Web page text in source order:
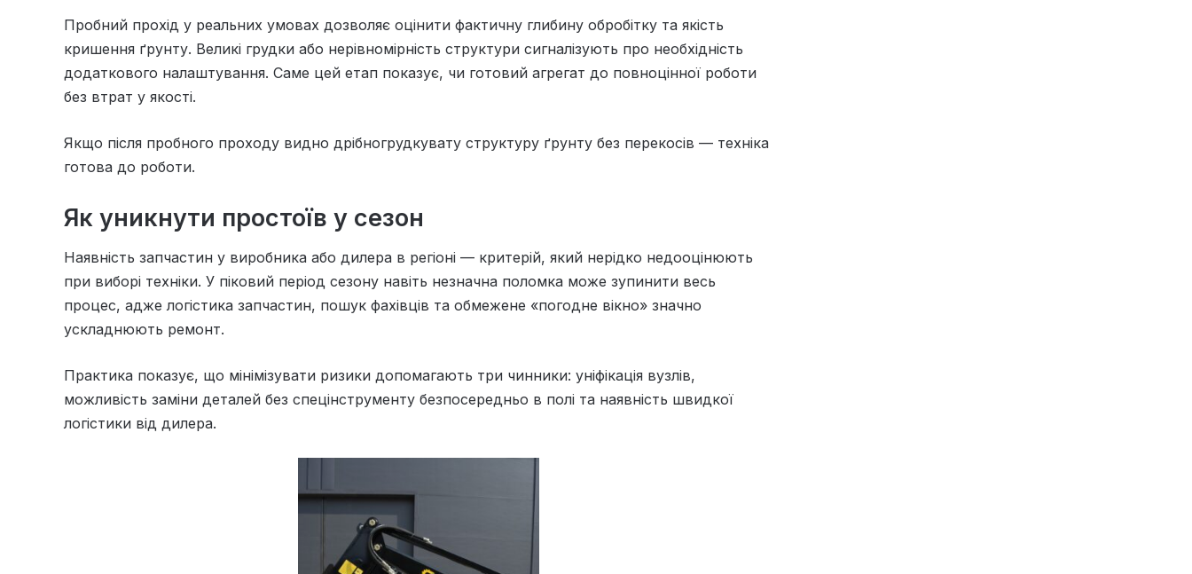
Пробний прохід у реальних умовах дозволяє оцінити фактичну глибину обробітку та якість
кришення ґрунту. Великі грудки або нерівномірність структури сигналізують про необхідність
додаткового налаштування. Саме цей етап показує, чи готовий агрегат до повноцінної роботи
без втрат у якості.
Якщо після пробного проходу видно дрібногрудкувату структуру ґрунту без перекосів — техніка
готова до роботи.
Як уникнути простоїв у сезон
Наявність запчастин у виробника або дилера в регіоні — критерій, який нерідко недооцінюють
при виборі техніки. У піковий період сезону навіть незначна поломка може зупинити весь
процес, адже логістика запчастин, пошук фахівців та обмежене «погодне вікно» значно
ускладнюють ремонт.
Практика показує, що мінімізувати ризики допомагають три чинники: уніфікація вузлів,
можливість заміни деталей без спецінструменту безпосередньо в полі та наявність швидкої
логістики від дилера.